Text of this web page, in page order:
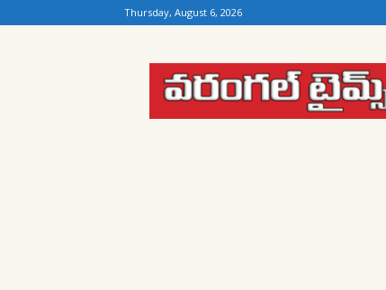
Thursday, August 6, 2026
Warangal
Times